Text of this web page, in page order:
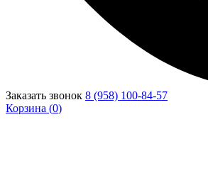
Заказать звонок 8 (958) 100-84-57
Корзина (0)